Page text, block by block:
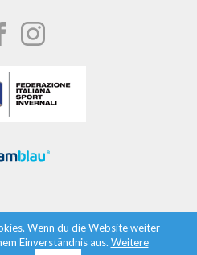
Wenn du die Website weiter
Einverständnis aus. Weitere